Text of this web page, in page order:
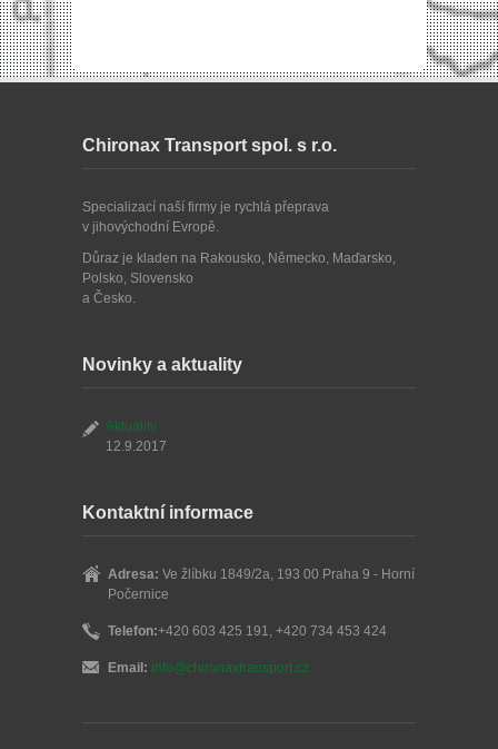
Chironax Transport spol. s r.o.
Specializací naší firmy je rychlá přeprava
v jihovýchodní Evropě.
Důraz je kladen na Rakousko, Německo, Maďarsko,
Polsko, Slovensko
a Česko.
Novinky a aktuality
Aktuality
12.9.2017
Kontaktní informace
Adresa: Ve žlíbku 1849/2a, 193 00 Praha 9 - Horní
Počernice
Telefon:+420 603 425 191, +420 734 453 424
Email: info@chironaxtransport.cz